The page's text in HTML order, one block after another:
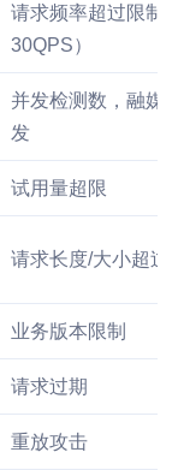
请求频率超过限制
30QPS）
并发检测数，融媒
发
试用量超限
请求长度/大小超过
业务版本限制
请求过期
重放攻击